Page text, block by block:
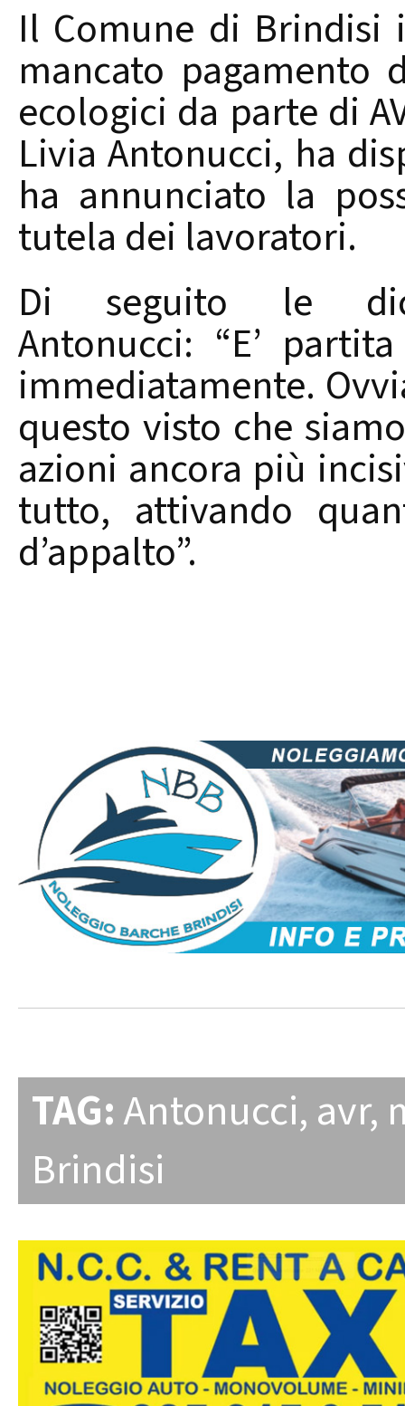
Il Comune di Brindisi
mancato pagamento
ecologici da parte di
Livia Antonucci, ha
ha annunciato la
tutela dei lavoratori.
Di seguito le
Antonucci: “E’
immediatamente.
questo visto che
azioni ancora più
tutto, attivando
d’appalto”.
TAG:Antonucci, avr,
Brindisi